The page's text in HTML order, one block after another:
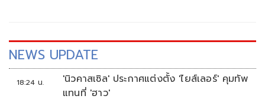
NEWS UPDATE
18:24 น.
'นิวคาสเซิล' ประกาศแต่งตั้ง 'ไยส์เลอร์' คุมทัพ
แทนที่ 'ฮาว'